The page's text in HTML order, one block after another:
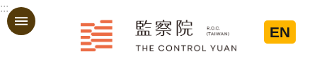
跳到主要內容區塊
:::
EN